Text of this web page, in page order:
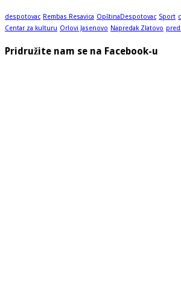
despotovac Rembas Resavica OpštinaDespotovac Sport
Centar za kulturu Orlovi Jasenovo Napredak Zlatovo
Pridružite nam se na Facebook-u